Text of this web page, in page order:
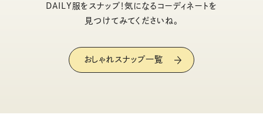
DAILY服をスナップ！気になるコーディネートを
見つけてみてくださいね。
おしゃれスナップ一覧